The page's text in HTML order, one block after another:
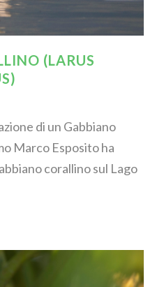
(LARUS
di un Gabbiano
Marco Esposito ha
corallino sul Lago